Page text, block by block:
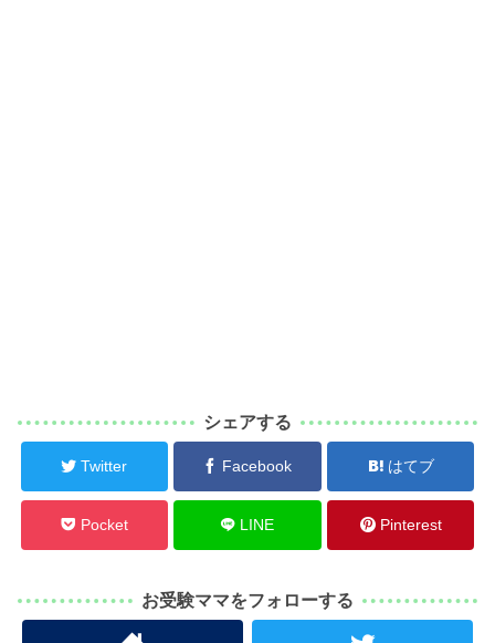
シェアする
Twitter Facebook はてブ
Pocket LINE Pinterest
お受験ママをフォローする